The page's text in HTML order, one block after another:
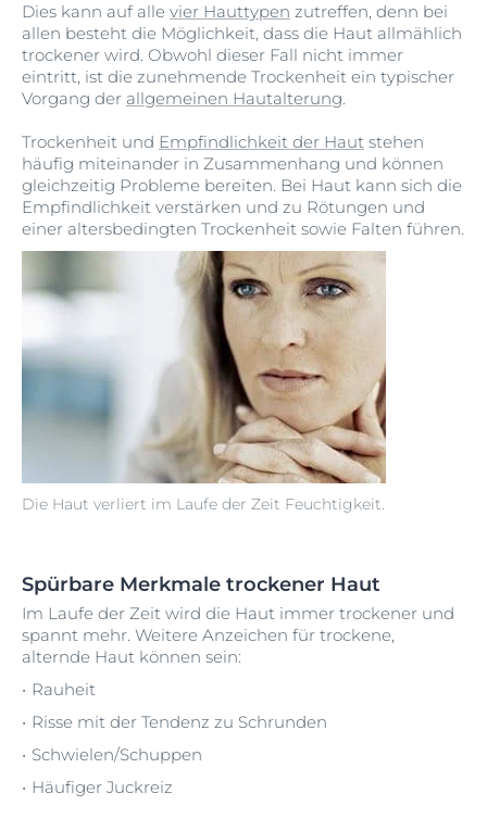
Dies kann auf alle vier Hauttypen zutreffen, denn bei
allen besteht die Möglichkeit, dass die Haut allmählich
trockener wird. Obwohl dieser Fall nicht immer
eintritt, ist die zunehmende Trockenheit ein typischer
Vorgang der allgemeinen Hautalterung.
Die Haut verliert im Laufe der Zeit Feuchtigkeit.
Trockenheit und Empfindlichkeit der Haut stehen
häufig miteinander in Zusammenhang und können
gleichzeitig Probleme bereiten. Bei Haut kann sich die
Empfindlichkeit verstärken und zu Rötungen und
einer altersbedingten Trockenheit sowie Falten führen.
Spürbare Merkmale trockener Haut
Im Laufe der Zeit wird die Haut immer trockener und
spannt mehr. Weitere Anzeichen für trockene,
alternde Haut können sein:
Rauheit
Risse mit der Tendenz zu Schrunden
Schwielen/Schuppen
Häufiger Juckreiz